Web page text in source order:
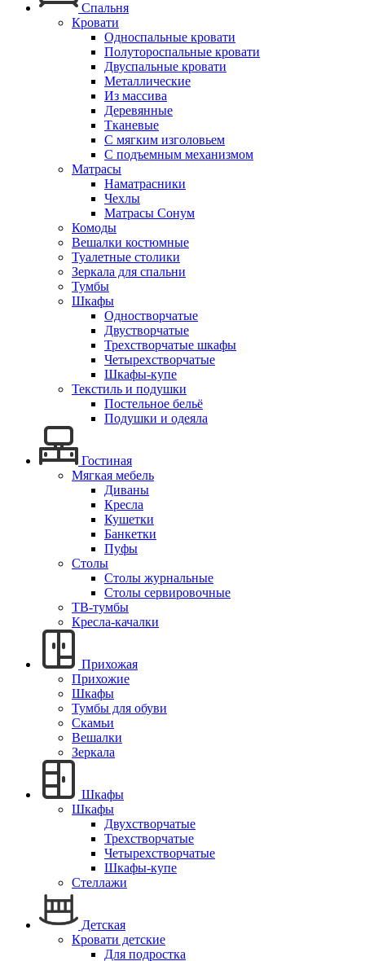
Спальня
Кровати
Односпальные кровати
Полутороспальные кровати
Двуспальные кровати
Металлические
Из массива
Деревянные
Тканевые
С мягким изголовьем
С подъемным механизмом
Матрасы
Наматрасники
Чехлы
Матрасы Сонум
Комоды
Вешалки костюмные
Туалетные столики
Зеркала для спальни
Тумбы
Шкафы
Одностворчатые
Двустворчатые
Трехстворчатые шкафы
Четырехстворчатые
Шкафы-купе
Текстиль и подушки
Постельное бельё
Подушки и одеяла
Гостиная
Мягкая мебель
Диваны
Кресла
Кушетки
Банкетки
Пуфы
Столы
Столы журнальные
Столы сервировочные
ТВ-тумбы
Кресла-качалки
Прихожая
Прихожие
Шкафы
Тумбы для обуви
Скамьи
Вешалки
Зеркала
Шкафы
Шкафы
Двухстворчатые
Трехстворчатые
Четырехстворчатые
Шкафы-купе
Стеллажи
Детская
Кровати детские
Для подростка